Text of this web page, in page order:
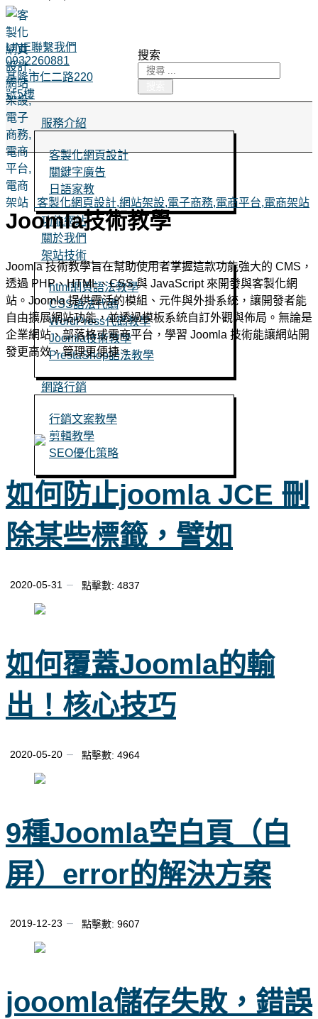
客製化網頁設計,網站架設,電子商務,電商平台,電商架站
LINE聯繫我們
0932260881
基隆市仁二路220
號5樓
搜索
服務介紹
客製化網頁設計
關鍵字廣告
日語家教
功能網站
關於我們
架站技術
html網頁語法教學
CSS語法代碼
WordPress代碼教學
Joomla技術教學
PrestaShop語法教學
網路行銷
行銷文案教學
剪輯教學
SEO優化策略
立即聯絡
Joomla技術教學
Joomla 技術教學旨在幫助使用者掌握這款功能強大的 CMS，
透過 PHP、HTML、CSS 與 JavaScript 來開發與客製化網
站。Joomla 提供靈活的模組、元件與外掛系統，讓開發者能
自由擴展網站功能，並透過模板系統自訂外觀與佈局。無論是
企業網站、部落格或電商平台，學習 Joomla 技術能讓網站開
發更高效，管理更便捷。
如何防止joomla JCE 刪
除某些標籤，譬如
2020-05-31 點擊數: 4837
如何覆蓋Joomla的輸
出！核心技巧
2020-05-20 點擊數: 4964
9種Joomla空白頁（白
屏）error的解決方案
2019-12-23 點擊數: 9607
jooomla儲存失敗，錯誤